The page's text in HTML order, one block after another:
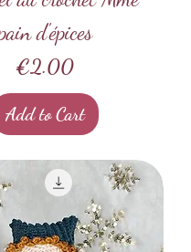
d'épices
Price
€2.00
Add to Cart